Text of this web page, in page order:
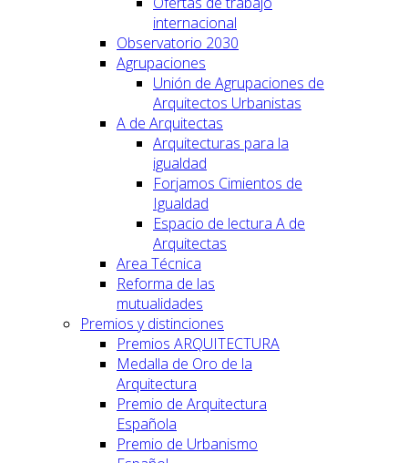
internacional
Observatorio 2030
Agrupaciones
Unión de Agrupaciones de
Arquitectos Urbanistas
A de Arquitectas
Arquitecturas para la
igualdad
Forjamos Cimientos de
Igualdad
Espacio de lectura A de
Arquitectas
Area Técnica
Reforma de las
mutualidades
Premios y distinciones
Premios ARQUITECTURA
Medalla de Oro de la
Arquitectura
Premio de Arquitectura
Española
Premio de Urbanismo